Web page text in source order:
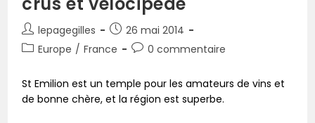
lepagegilles
26 mai 2014
Europe / France 0 commentaire
St Emilion est un temple pour les amateurs de vins et
de bonne chère, et la région est superbe.